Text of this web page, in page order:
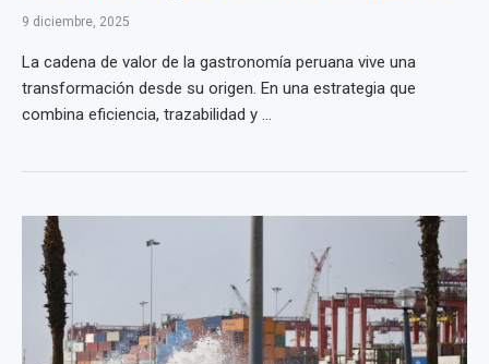
9 diciembre, 2025
La cadena de valor de la gastronomía peruana vive una
transformación desde su origen. En una estrategia que
combina eficiencia, trazabilidad y ...